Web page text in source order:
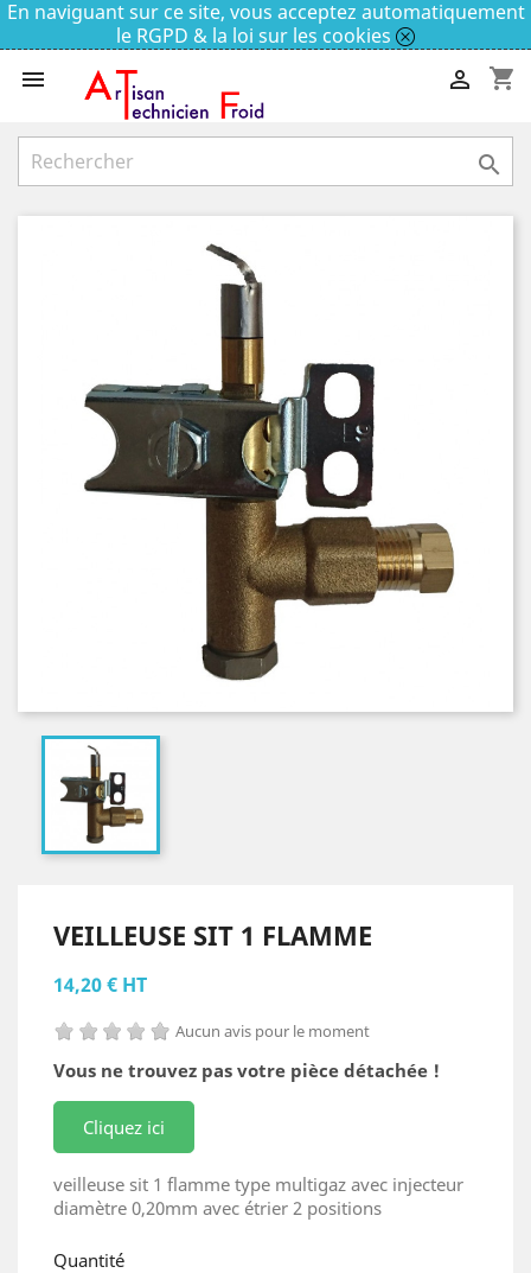
En naviguant sur ce site, vous acceptez automatiquement
le RGPD & la loi sur les cookies
 shopping_cart


VEILLEUSE SIT 1 FLAMME
14,20 € HT
Aucun avis pour le moment
Vous ne trouvez pas votre pièce détachée !
Cliquez ici
veilleuse sit 1 flamme type multigaz avec injecteur
diamètre 0,20mm avec étrier 2 positions
Quantité